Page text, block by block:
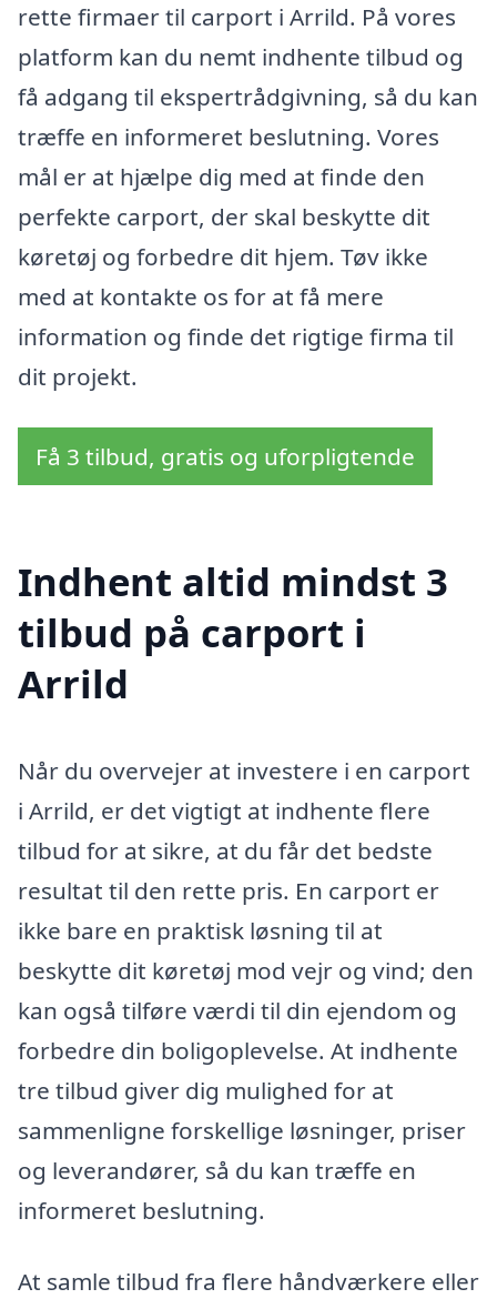
rette firmaer til carport i Arrild. På vores
platform kan du nemt indhente tilbud og
få adgang til ekspertrådgivning, så du kan
træffe en informeret beslutning. Vores
mål er at hjælpe dig med at finde den
perfekte carport, der skal beskytte dit
køretøj og forbedre dit hjem. Tøv ikke
med at kontakte os for at få mere
information og finde det rigtige firma til
dit projekt.
Få 3 tilbud, gratis og uforpligtende
Indhent altid mindst 3
tilbud på carport i
Arrild
Når du overvejer at investere i en carport
i Arrild, er det vigtigt at indhente flere
tilbud for at sikre, at du får det bedste
resultat til den rette pris. En carport er
ikke bare en praktisk løsning til at
beskytte dit køretøj mod vejr og vind; den
kan også tilføre værdi til din ejendom og
forbedre din boligoplevelse. At indhente
tre tilbud giver dig mulighed for at
sammenligne forskellige løsninger, priser
og leverandører, så du kan træffe en
informeret beslutning.
At samle tilbud fra flere håndværkere eller